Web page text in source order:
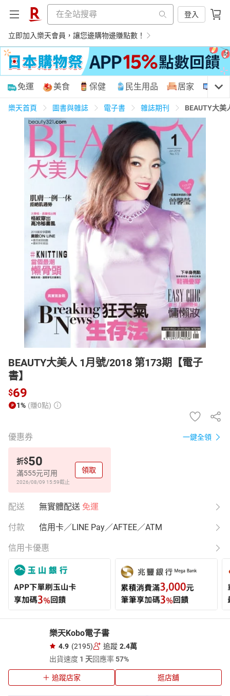
登入
立即加入樂天會員，讓您邊購物邊賺點數！
購物網分類
天天免運 美食蛋糕 養生保健 民生用品
居家生活 3C家電 運動休閒 親子玩具
女裝 男裝 化妝保養 情趣用品
日本購物 電子/紙本書
HOT
免運 美食 保健 民生用品 居家 3C
樂天首頁 圖書與雜誌 電子書 雜誌期刊 BEAUTY大
BEAUTY大美人 1月號/2018 第173期【電子
書】
$69
1% (賺0點)
優惠券 一鍵全領
折$50
滿555元可用
2026/08/09 15:59截止
領取
配送 無實體配送 免運
付款 信用卡／LINE Pay／AFTEE／ATM
信用卡優惠
樂天Kobo電子書
4.9 (2195) 追蹤 2.4萬
出貨速度 1 天回應率57%
追蹤店家 逛店舖